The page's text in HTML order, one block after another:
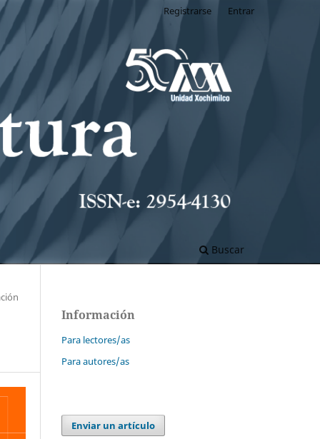
Buscar
Registrarse Entrar
Información
Para lectores/as
Para autores/as
Enviar un artículo